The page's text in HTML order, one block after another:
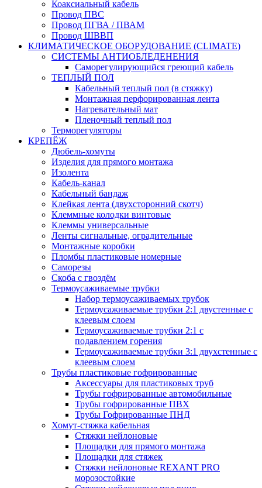
Коаксиальный кабель
Провод ПВС
Провод ПГВА / ПВАМ
Провод ШВВП
КЛИМАТИЧЕСКОЕ ОБОРУДОВАНИЕ (CLIMATE)
СИСТЕМЫ АНТИОБЛЕДЕНЕНИЯ
Саморегулирующийся греющий кабель
ТЕПЛЫЙ ПОЛ
Кабельный теплый пол (в стяжку)
Монтажная перфорированная лента
Нагревательный мат
Пленочный теплый пол
Терморегуляторы
КРЕПЁЖ
Дюбель-хомуты
Изделия для прямого монтажа
Изолента
Кабель-канал
Кабельный бандаж
Клейкая лента (двухсторонний скотч)
Клеммные колодки винтовые
Клеммы универсальные
Ленты сигнальные, оградительные
Монтажные коробки
Пломбы пластиковые номерные
Саморезы
Скоба с гвоздём
Термоусаживаемые трубки
Набор термоусаживаемых трубок
Термоусаживаемые трубки 2:1 двустенные с
клеевым слоем
Термоусаживаемые трубки 2:1 с
подавлением горения
Термоусаживаемые трубки 3:1 двухстенные с
клеевым слоем
Трубы пластиковые гофрированные
Аксессуары для пластиковых труб
Трубы гофрированные автомобильные
Трубы гофрированные ПВХ
Трубы Гофрированные ПНД
Хомут-стяжка кабельная
Cтяжки нейлоновые
Площадки для прямого монтажа
Площадки для стяжек
Стяжки нейлоновые REXANT PRO
морозостойкие